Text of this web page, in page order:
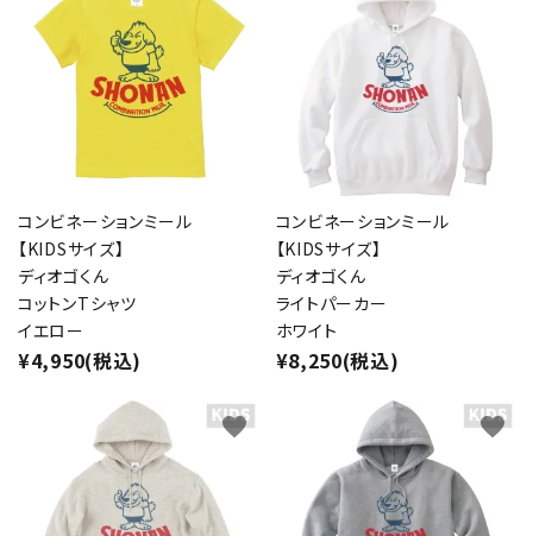
コンビネーションミール
【KIDSサイズ】
ディオゴくん
コットンTシャツ
イエロー
¥4,950(税込)
コンビネーションミール
【KIDSサイズ】
ディオゴくん
ライトパーカー
ホワイト
¥8,250(税込)
favorite favorite